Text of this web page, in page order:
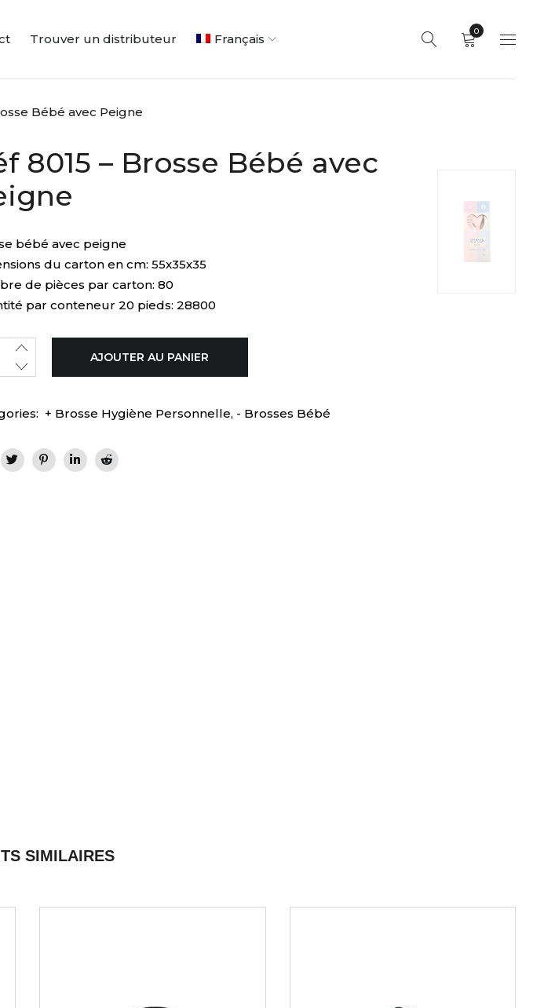
Trouver un distributeur Français
0
Bébé avec Peigne
8015 – Brosse Bébé avec
bébé avec peigne
du carton en cm: 55x35x35
de pièces par carton: 80
par conteneur 20 pieds: 28800
AJOUTER AU PANIER
+ Brosse Hygiène Personnelle, - Brosses Bébé
SIMILAIRES